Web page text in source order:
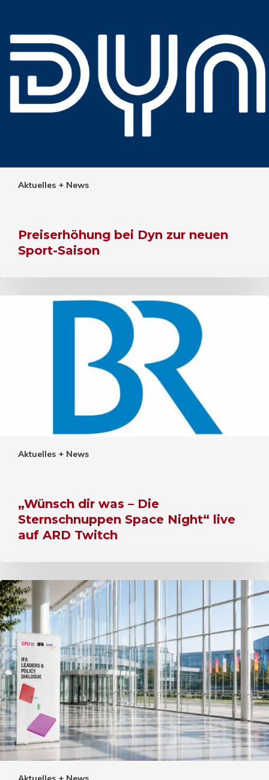
Aktuelles + News
Preiserhöhung bei Dyn zur neuen
Sport-Saison
Aktuelles + News
„Wünsch dir was – Die
Sternschnuppen Space Night“ live
auf ARD Twitch